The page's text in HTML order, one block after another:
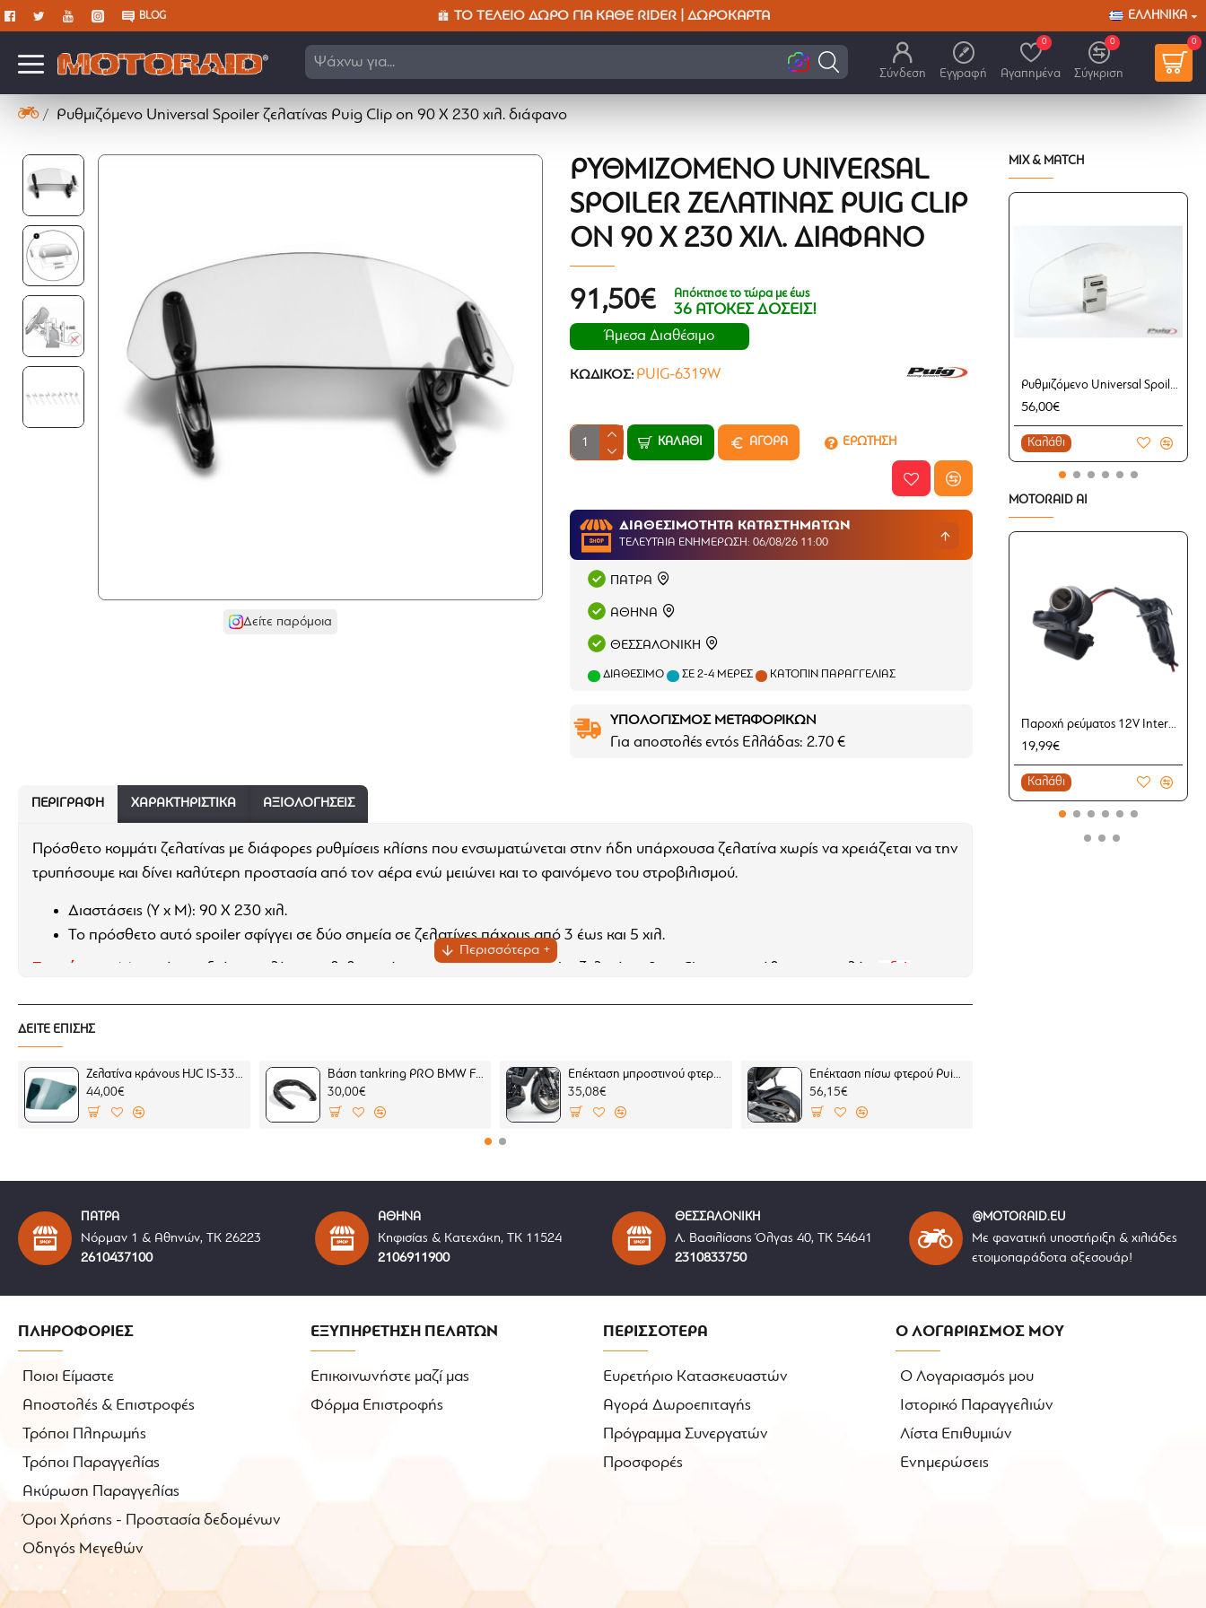
BLOG ΤΟ ΤΈΛΕΙΟ ΔΏΡΟ ΓΙΑ ΚΆΘΕ RIDER | ΔΩΡΟΚΆΡΤΑ ΕΛΛΗΝΙΚΆ
Ανα
Σύνδεση Εγγραφή Αγαπημένα
0
Σύγκριση
0 0
Ρυθμιζόμενο Universal Spoiler ζελατίνας Puig Clip on 90 X 230 χιλ. διάφανο
Δείτε παρόμοια
ΡΥΘΜΙΖΌΜΕΝΟ UNIVERSAL
SPOILER ΖΕΛΑΤΊΝΑΣ PUIG CLIP
ON 90 X 230 ΧΙΛ. ΔΙΆΦΑΝΟ
91,50€ Απόκτησε το τώρα με έως
36 ΑΤΟΚΕΣ ΔΟΣΕΙΣ!
Άμεσα Διαθέσιμο
ΚΩΔΙΚΌΣ: PUIG-6319W
ΚΑΛΆΘΙ ΑΓΟΡΑ ΕΡΩΤΗΣΗ
ΔΙΑΘΕΣΙΜΟΤΗΤΑ ΚΑΤΑΣΤΗΜΑΤΩΝ
ΤΕΛΕΥΤΑΊΑ ΕΝΗΜΈΡΩΣΗ: 06/08/26 11:00
ΠΑΤΡΑ
ΑΘΗΝΑ
ΘΕΣΣΑΛΟΝΙΚΗ
ΔΙΑΘΈΣΙΜΟ ΣΕ 2-4 ΜΈΡΕΣ ΚΑΤΌΠΙΝ ΠΑΡΑΓΓΕΛΊΑΣ
ΥΠΟΛΟΓΙΣΜΟΣ ΜΕΤΑΦΟΡΙΚΩΝ
Για αποστολές εντός Ελλάδας: 2.70 €
ΠΕΡΙΓΡΑΦΉ ΧΑΡΑΚΤΗΡΙΣΤΙΚΆ ΑΞΙΟΛΟΓΗΣΕΙΣ
Πρόσθετο κομμάτι ζελατίνας με διάφορες ρυθμίσεις κλίσης που ενσωματώνεται στην ήδη υπάρχουσα ζελατίνα χωρίς να χρειάζεται να την
τρυπήσουμε και δίνει καλύτερη προστασία από τον αέρα ενώ μειώνει και το φαινόμενο του στροβιλισμού.
Διαστάσεις (Υ x Μ): 90 X 230 χιλ.
Το πρόσθετο αυτό spoiler σφίγγει σε δύο σημεία σε ζελατίνες πάχους από 3 έως και 5 χιλ.
Σημείωση:
ΔΕΙΤΕ ΕΠΙΣΗΣ
Ζελατίνα κράνους HJC IS-33 II/FG-JET ελαφρώς φιμέ
44,00€
Βάση tankring PRO BMW F 450 GS
30,00€
Επέκταση μπροστινού φτερού Puig CFMOTO 700MT μαύρη
35,08€
Επέκταση πίσω φτερού Puig CFMoto 700MT μαύρη
56,15€
MIX & MATCH
Ρυθμιζόμενο Universal Spoiler ζελατίνας Puig (ίσιο) διάφανο
56,00€
Καλάθι
MOTORAID AI
Παροχή ρεύματος 12V Interphone με βάση universal
19,99€
Καλάθι
ΠΑΤΡΑ
Νόρμαν 1 & Αθηνών, ΤΚ 26223
2610437100
ΑΘΗΝΑ
Κηφισίας & Κατεχάκη, ΤΚ 11524
2106911900
ΘΕΣΣΑΛΟΝΙΚΗ
Λ. Βασιλίσσης Όλγας 40, ΤΚ 54641
2310833750
@MOTORAID.EU
Με φανατική υποστήριξη & χιλιάδες
ετοιμοπαράδοτα αξεσουάρ!
ΠΛΗΡΟΦΟΡΙΕΣ
Ποιοι Είμαστε
Αποστολές & Επιστροφές
Τρόποι Πληρωμής
Τρόποι Παραγγελίας
Ακύρωση Παραγγελίας
Όροι Χρήσης - Προστασία δεδομένων
Οδηγός Μεγεθών
ΕΞΥΠΗΡΕΤΗΣΗ ΠΕΛΑΤΩΝ
Επικοινωνήστε μαζί μας
Φόρμα Επιστροφής
ΠΕΡΙΣΣΟΤΕΡΑ
Ευρετήριο Κατασκευαστών
Αγορά Δωροεπιταγής
Πρόγραμμα Συνεργατών
Προσφορές
Ο ΛΟΓΑΡΙΑΣΜΟΣ ΜΟΥ
Ο Λογαριασμός μου
Ιστορικό Παραγγελιών
Λίστα Επιθυμιών
Ενημερώσεις